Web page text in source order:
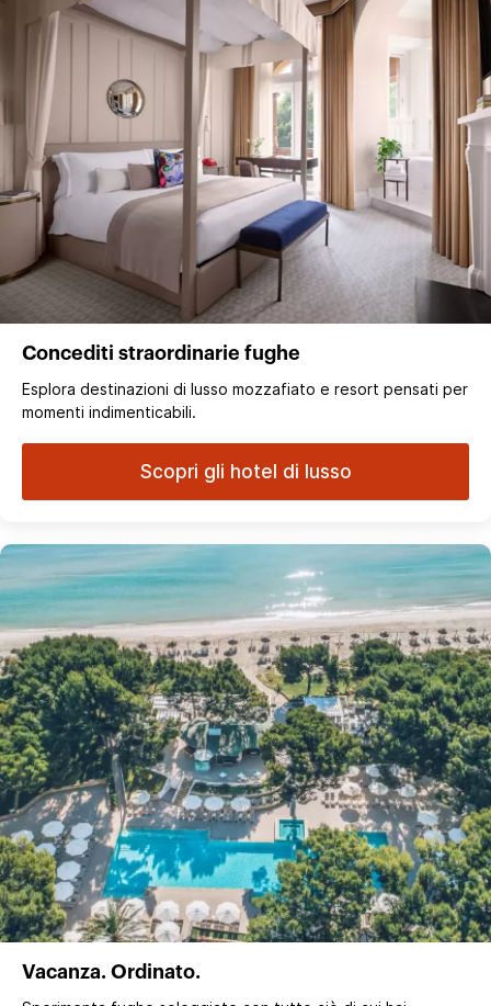
Concediti straordinarie fughe
Esplora destinazioni di lusso mozzafiato e resort pensati per
momenti indimenticabili.
Scopri gli hotel di lusso
Vacanza. Ordinato.